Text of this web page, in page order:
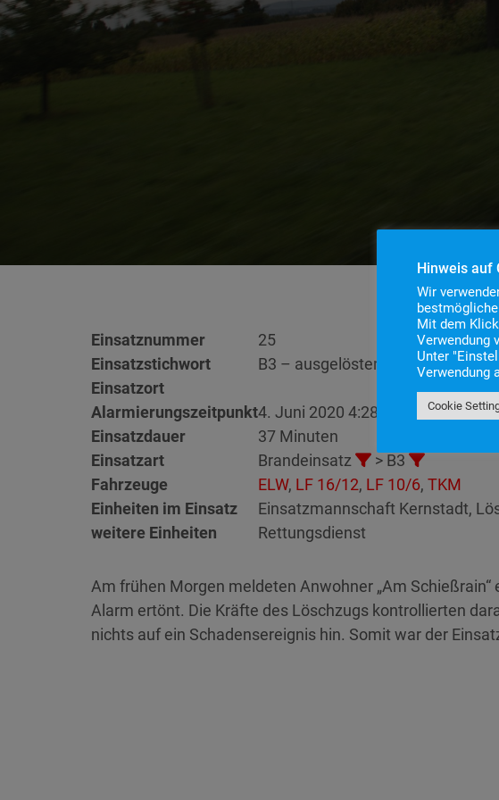
Einsatznummer
25
Einsatzstichwort
B3 – ausgelöster
Einsatzort
Alarmierungszeitpunkt4. Juni 2020 4:28
Einsatzdauer
37 Minuten
Einsatzart
Brandeinsatz
> B3
Fahrzeuge
ELW, LF 16/12, LF 10/6, TKM
Einheiten im Einsatz
Einsatzmannschaft Kernstadt,
weitere Einheiten
Rettungsdienst
Am frühen Morgen meldeten Anwohner „Am
Alarm ertönt. Die Kräfte des Löschzugs kontrollierten
nichts auf ein Schadensereignis hin. Somit war der
Hinweis auf
Wir
Mit dem
Verwendung
Unter
Verwendung
Cookie